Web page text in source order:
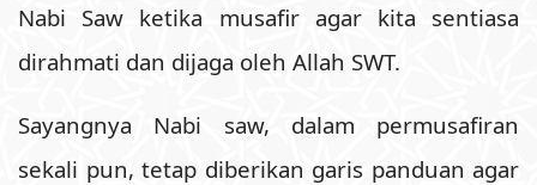
Nabi Saw ketika musafir agar kita sentiasa
dirahmati dan dijaga oleh Allah SWT.
Sayangnya Nabi saw, dalam permusafiran
sekali pun, tetap diberikan garis panduan agar